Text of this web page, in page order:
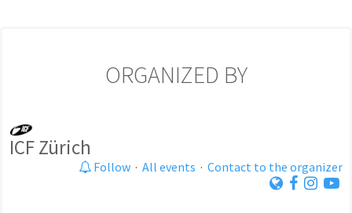
ORGANIZED BY
ICF Zürich
Follow · All events · Contact to the organizer